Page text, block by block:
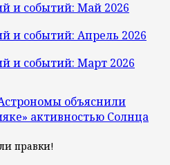
и событий: Май 2026
и событий: Апрель 2026
и событий: Март 2026
объяснили
активностью Солнца
правки!